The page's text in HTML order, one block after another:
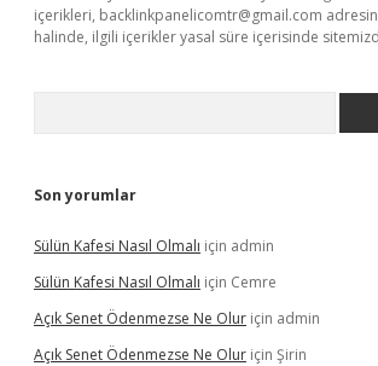
içerikleri, backlinkpanelicomtr@gmail.com
halinde, ilgili içerikler yasal süre içerisinde
Son yorumlar
Sülün Kafesi Nasıl Olmalı için admin
Sülün Kafesi Nasıl Olmalı için Cemre
Açık Senet Ödenmezse Ne Olur için admin
Açık Senet Ödenmezse Ne Olur için Şirin